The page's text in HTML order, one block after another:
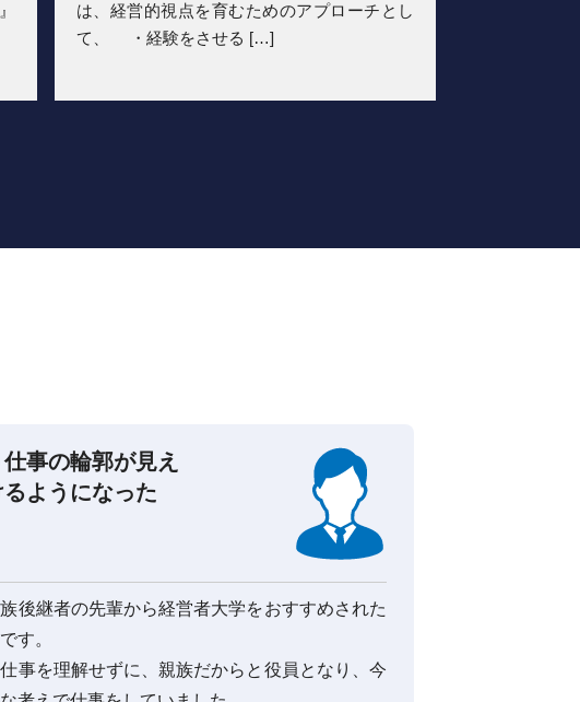
は、経営的視点を育むためのアプローチとし
て、 ・経験をさせる […]
事の輪郭が見え
ようになった
後継者の先輩から経営者大学をおすすめされた
す。
事を理解せずに、親族だからと役員となり、今